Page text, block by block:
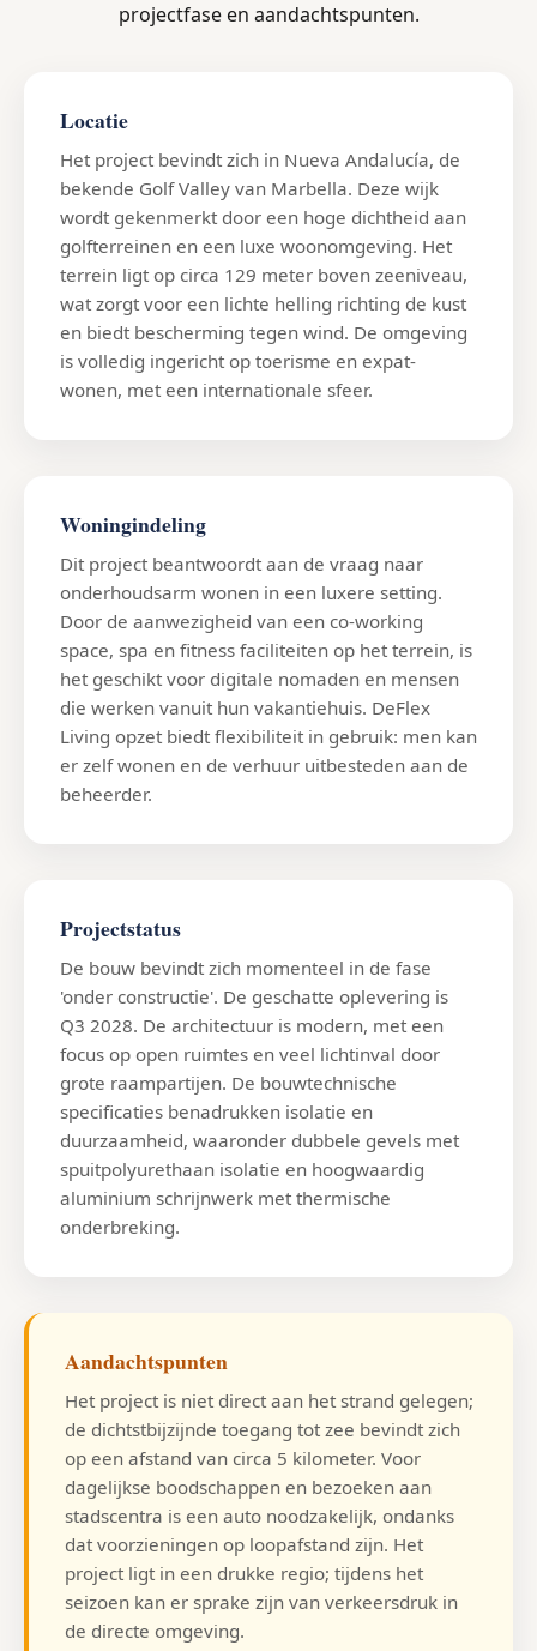
projectfase en aandachtspunten.
Locatie
Het project bevindt zich in Nueva Andalucía, de
bekende Golf Valley van Marbella. Deze wijk
wordt gekenmerkt door een hoge dichtheid aan
golfterreinen en een luxe woonomgeving. Het
terrein ligt op circa 129 meter boven zeeniveau,
wat zorgt voor een lichte helling richting de kust
en biedt bescherming tegen wind. De omgeving
is volledig ingericht op toerisme en expat-
wonen, met een internationale sfeer.
Woningindeling
Dit project beantwoordt aan de vraag naar
onderhoudsarm wonen in een luxere setting.
Door de aanwezigheid van een co-working
space, spa en fitness faciliteiten op het terrein, is
het geschikt voor digitale nomaden en mensen
die werken vanuit hun vakantiehuis. DeFlex
Living opzet biedt flexibiliteit in gebruik: men kan
er zelf wonen en de verhuur uitbesteden aan de
beheerder.
Projectstatus
De bouw bevindt zich momenteel in de fase
'onder constructie'. De geschatte oplevering is
Q3 2028. De architectuur is modern, met een
focus op open ruimtes en veel lichtinval door
grote raampartijen. De bouwtechnische
specificaties benadrukken isolatie en
duurzaamheid, waaronder dubbele gevels met
spuitpolyurethaan isolatie en hoogwaardig
aluminium schrijnwerk met thermische
onderbreking.
Aandachtspunten
Het project is niet direct aan het strand gelegen;
de dichtstbijzijnde toegang tot zee bevindt zich
op een afstand van circa 5 kilometer. Voor
dagelijkse boodschappen en bezoeken aan
stadscentra is een auto noodzakelijk, ondanks
dat voorzieningen op loopafstand zijn. Het
project ligt in een drukke regio; tijdens het
seizoen kan er sprake zijn van verkeersdruk in
de directe omgeving.